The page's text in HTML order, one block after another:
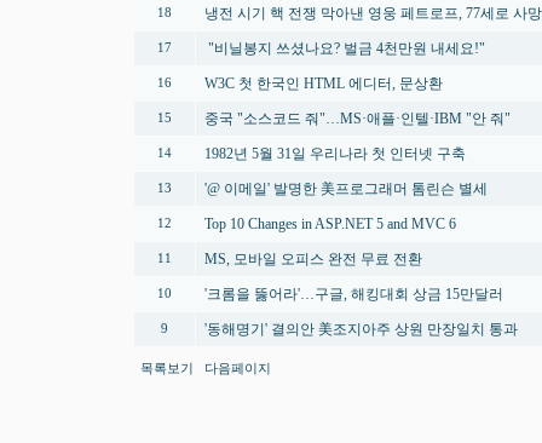
18 냉전 시기 핵 전쟁 막아낸 영웅 페트로프, 77세로 사망
17 "비닐봉지 쓰셨나요? 벌금 4천만원 내세요!"
16 W3C 첫 한국인 HTML 에디터, 문상환
15 중국 "소스코드 줘"…MS·애플·인텔·IBM "안 줘"
14 1982년 5월 31일 우리나라 첫 인터넷 구축
13 '@ 이메일' 발명한 美프로그래머 톰린슨 별세
12 Top 10 Changes in ASP.NET 5 and MVC 6
11 MS, 모바일 오피스 완전 무료 전환
10 '크롬을 뚫어라'…구글, 해킹대회 상금 15만달러
9 '동해명기' 결의안 美조지아주 상원 만장일치 통과
목록보기 다음페이지